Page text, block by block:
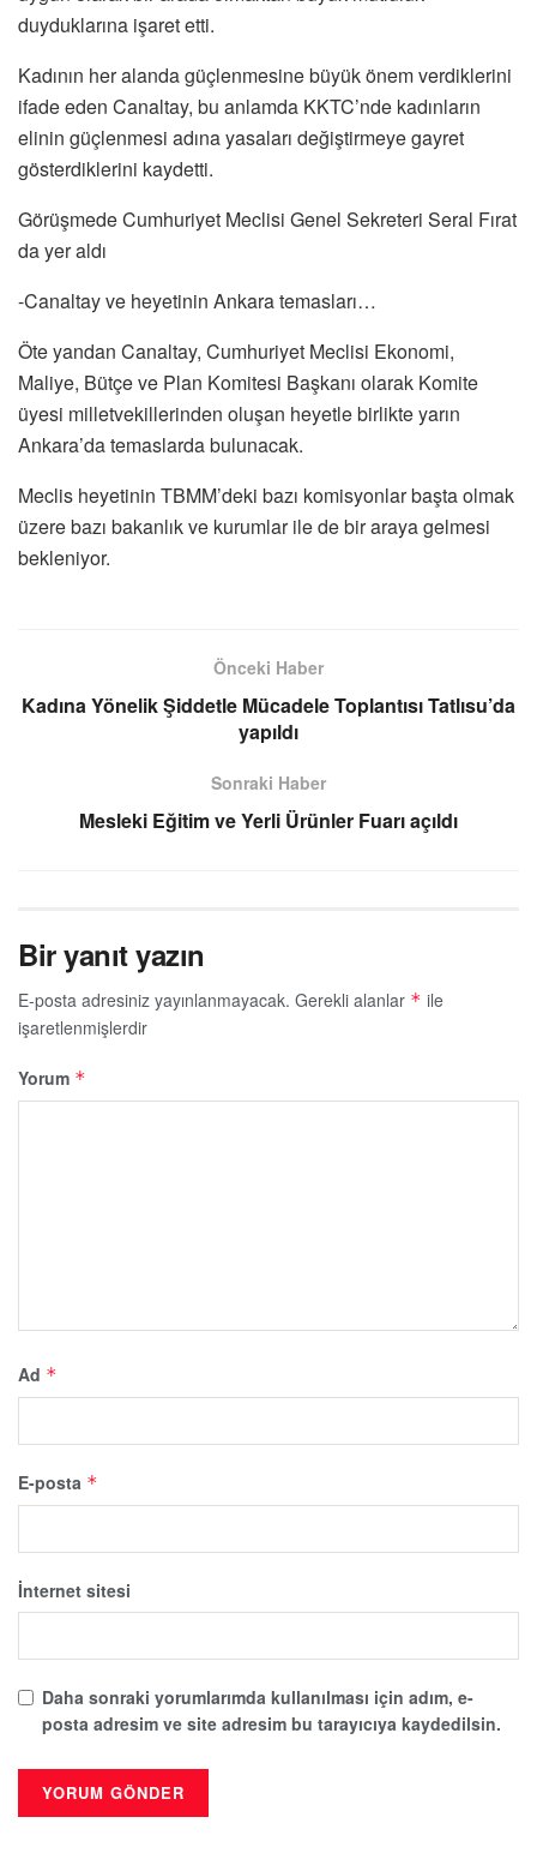
duyduklarına işaret etti.
Kadının her alanda güçlenmesine büyük önem verdiklerini
ifade eden Canaltay, bu anlamda KKTC’nde kadınların
elinin güçlenmesi adına yasaları değiştirmeye gayret
gösterdiklerini kaydetti.
Görüşmede Cumhuriyet Meclisi Genel Sekreteri Seral Fırat
da yer aldı
-Canaltay ve heyetinin Ankara temasları…
Öte yandan Canaltay, Cumhuriyet Meclisi Ekonomi,
Maliye, Bütçe ve Plan Komitesi Başkanı olarak Komite
üyesi milletvekillerinden oluşan heyetle birlikte yarın
Ankara’da temaslarda bulunacak.
Meclis heyetinin TBMM’deki bazı komisyonlar başta olmak
üzere bazı bakanlık ve kurumlar ile de bir araya gelmesi
bekleniyor.
Önceki Haber
Kadına Yönelik Şiddetle Mücadele Toplantısı Tatlısu’da
yapıldı
Sonraki Haber
Mesleki Eğitim ve Yerli Ürünler Fuarı açıldı
Bir yanıt yazın
E-posta adresiniz yayınlanmayacak. Gerekli alanlar * ile
işaretlenmişlerdir
Yorum *
Ad *
E-posta *
İnternet sitesi
Daha sonraki yorumlarımda kullanılması için adım, e-
posta adresim ve site adresim bu tarayıcıya kaydedilsin.